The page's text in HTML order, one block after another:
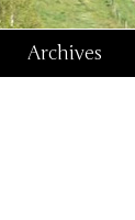
Archives